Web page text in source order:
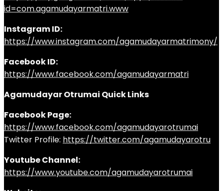
id=com.agamudayarmatri.www
Instagram ID:
https://www.instagram.com/agamudayarmatrimony/
Facebook ID:
https://www.facebook.com/agamudayarmatri
Agamudayar Otrumai Quick Links
Facebook Page:
https://www.facebook.com/agamudayarotrumai
Twitter Profile: https://twitter.com/agamudayarotru
Youtube Channel:
https://www.youtube.com/agamudayarotrumai